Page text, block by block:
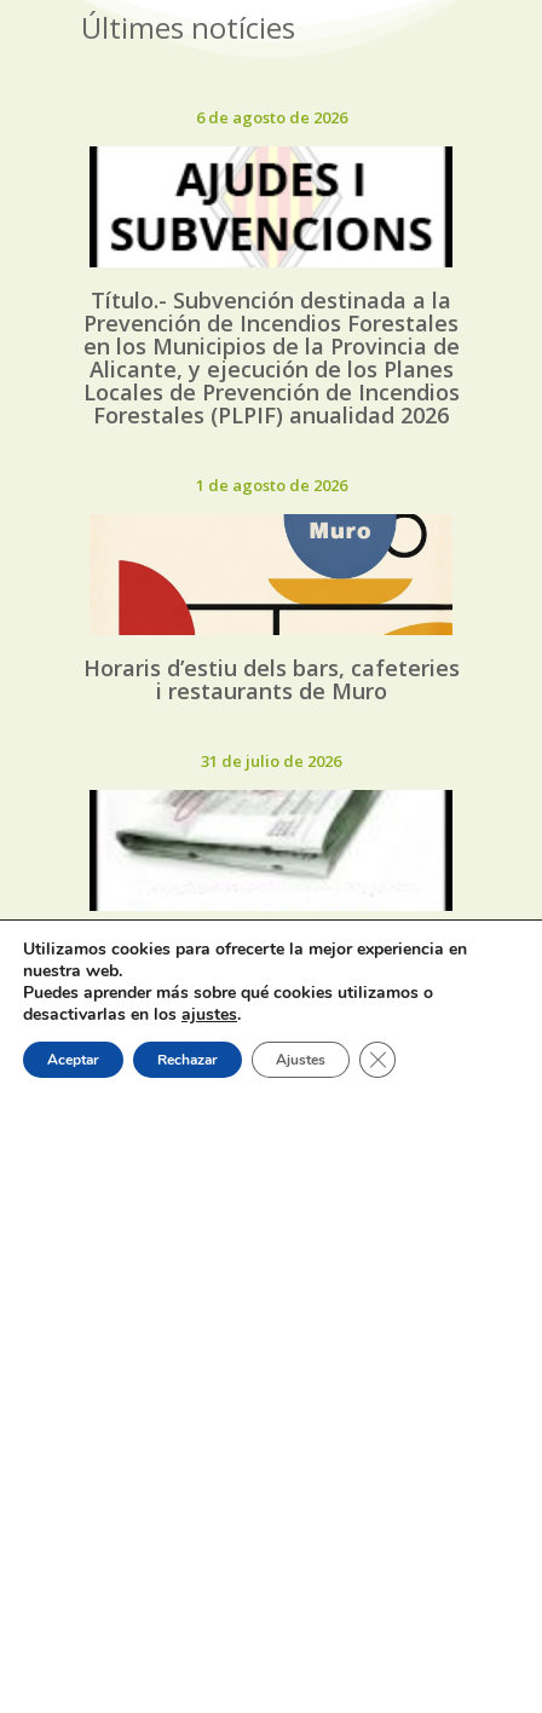
Últimes notícies
6 de agosto de 2026
Título.- Subvención destinada a la
Prevención de Incendios Forestales
en los Municipios de la Provincia de
Alicante, y ejecución de los Planes
Locales de Prevención de Incendios
Forestales (PLPIF) anualidad 2026
1 de agosto de 2026
Horaris d’estiu dels bars, cafeteries
i restaurants de Muro
31 de julio de 2026
Oferta de Trabajo: SAD, SERVICIO
DE AYUDA A DOMICILIO
31 de julio de 2026
Utilizamos cookies para ofrecerte la mejor experiencia en
nuestra web.
Puedes aprender más sobre qué cookies utilizamos o
desactivarlas en los ajustes.
Aceptar Rechazar Ajustes Cerrar el banner de